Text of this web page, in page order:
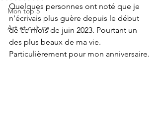
Mon top 5
Art et culture
Quelques personnes ont noté que je
n'écrivais plus guère depuis le début
de ce mois de juin 2023. Pourtant un
des plus beaux de ma vie.
Particulièrement pour mon anniversaire.